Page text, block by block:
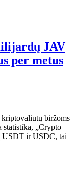
JAV
per metus
kriptovaliutų biržoms
statistika, „Crypto
USDT ir USDC, tai